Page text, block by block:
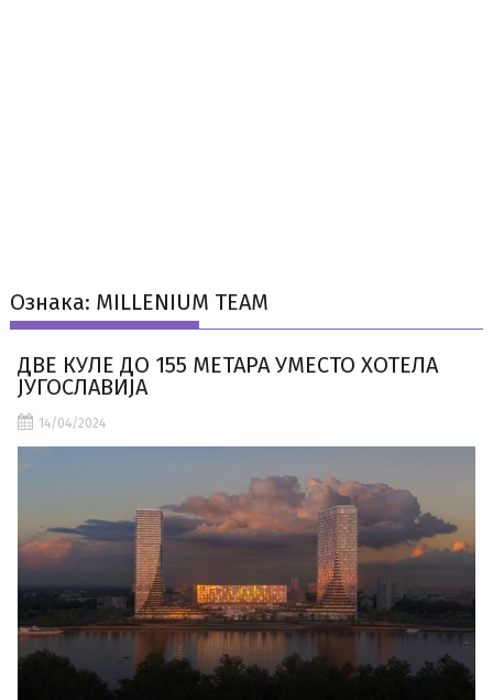
Ознака: MILLENIUM TEAM
ДВЕ КУЛЕ ДО 155 МЕТАРА УМЕСТО ХОТЕЛА
ЈУГОСЛАВИЈА
14/04/2024